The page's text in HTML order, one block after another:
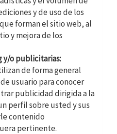
y de uso de los
forman el sitio web, al
y mejora de los
y/o publicitarias:
de forma general
usuario para conocer
publicidad dirigida a la
perfil sobre usted y sus
contenido
pertinente.